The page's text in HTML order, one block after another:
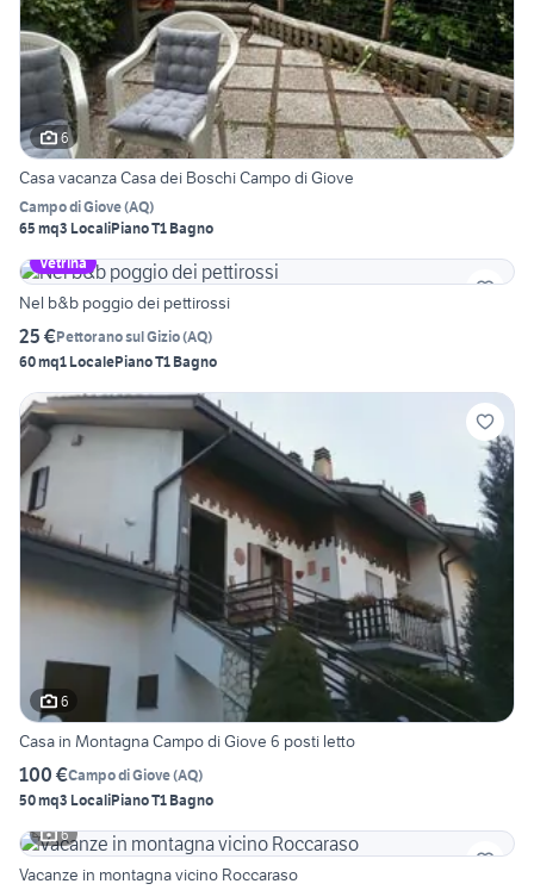
6
Casa vacanza Casa dei Boschi Campo di Giove
Campo di Giove(AQ)
65 mq3 LocaliPiano T1 Bagno
Vetrina
Nel b&b poggio dei pettirossi
25 €Pettorano sul Gizio(AQ)
60 mq1 LocalePiano T1 Bagno
6
Casa in Montagna Campo di Giove 6 posti letto
100 €Campo di Giove(AQ)
50 mq3 LocaliPiano T1 Bagno
6
Vacanze in montagna vicino Roccaraso